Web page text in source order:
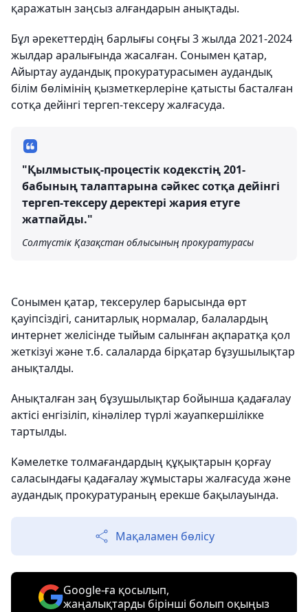
қаражатын заңсыз алғандарын анықтады.
Бұл әрекеттердің барлығы соңғы 3 жылда 2021-2024
жылдар аралығында жасалған. Сонымен қатар,
Айыртау аудандық прокуратурасымен аудандық
білім бөлімінің қызметкерлеріне қатысты басталған
сотқа дейінгі тергеп-тексеру жалғасуда.
"Қылмыстық-процестік кодекстің 201-
бабының талаптарына сәйкес сотқа дейінгі
тергеп-тексеру деректері жария етуге
жатпайды."
Солтүстік Қазақстан облысының прокуратурасы
Сонымен қатар, тексерулер барысында өрт
қауіпсіздігі, санитарлық нормалар, балалардың
интернет желісінде тыйым салынған ақпаратқа қол
жеткізуі және т.б. салаларда бірқатар бұзушылықтар
анықталды.
Анықталған заң бұзушылықтар бойынша қадағалау
актісі енгізіліп, кінәлілер түрлі жауапкершілікке
тартылды.
Кәмелетке толмағандардың құқықтарын қорғау
саласындағы қадағалау жұмыстары жалғасуда және
аудандық прокуратураның ерекше бақылауында.
Мақаламен бөлісу
Google-ға қосылып,
жаңалықтарды бірінші болып оқыңыз